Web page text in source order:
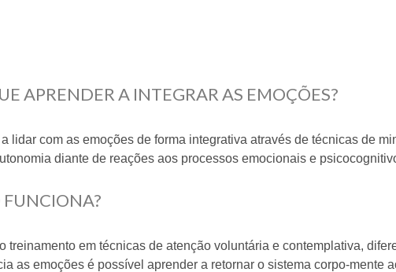
APRENDER A INTEGRAR AS EMOÇÕES?
lidar com as emoções de forma integrativa através de técnicas de
diante de reações aos processos emocionais e
treinamento em técnicas de atenção voluntária e contemplativa,
as emoções é possível aprender a retornar o sistema corpo-mente